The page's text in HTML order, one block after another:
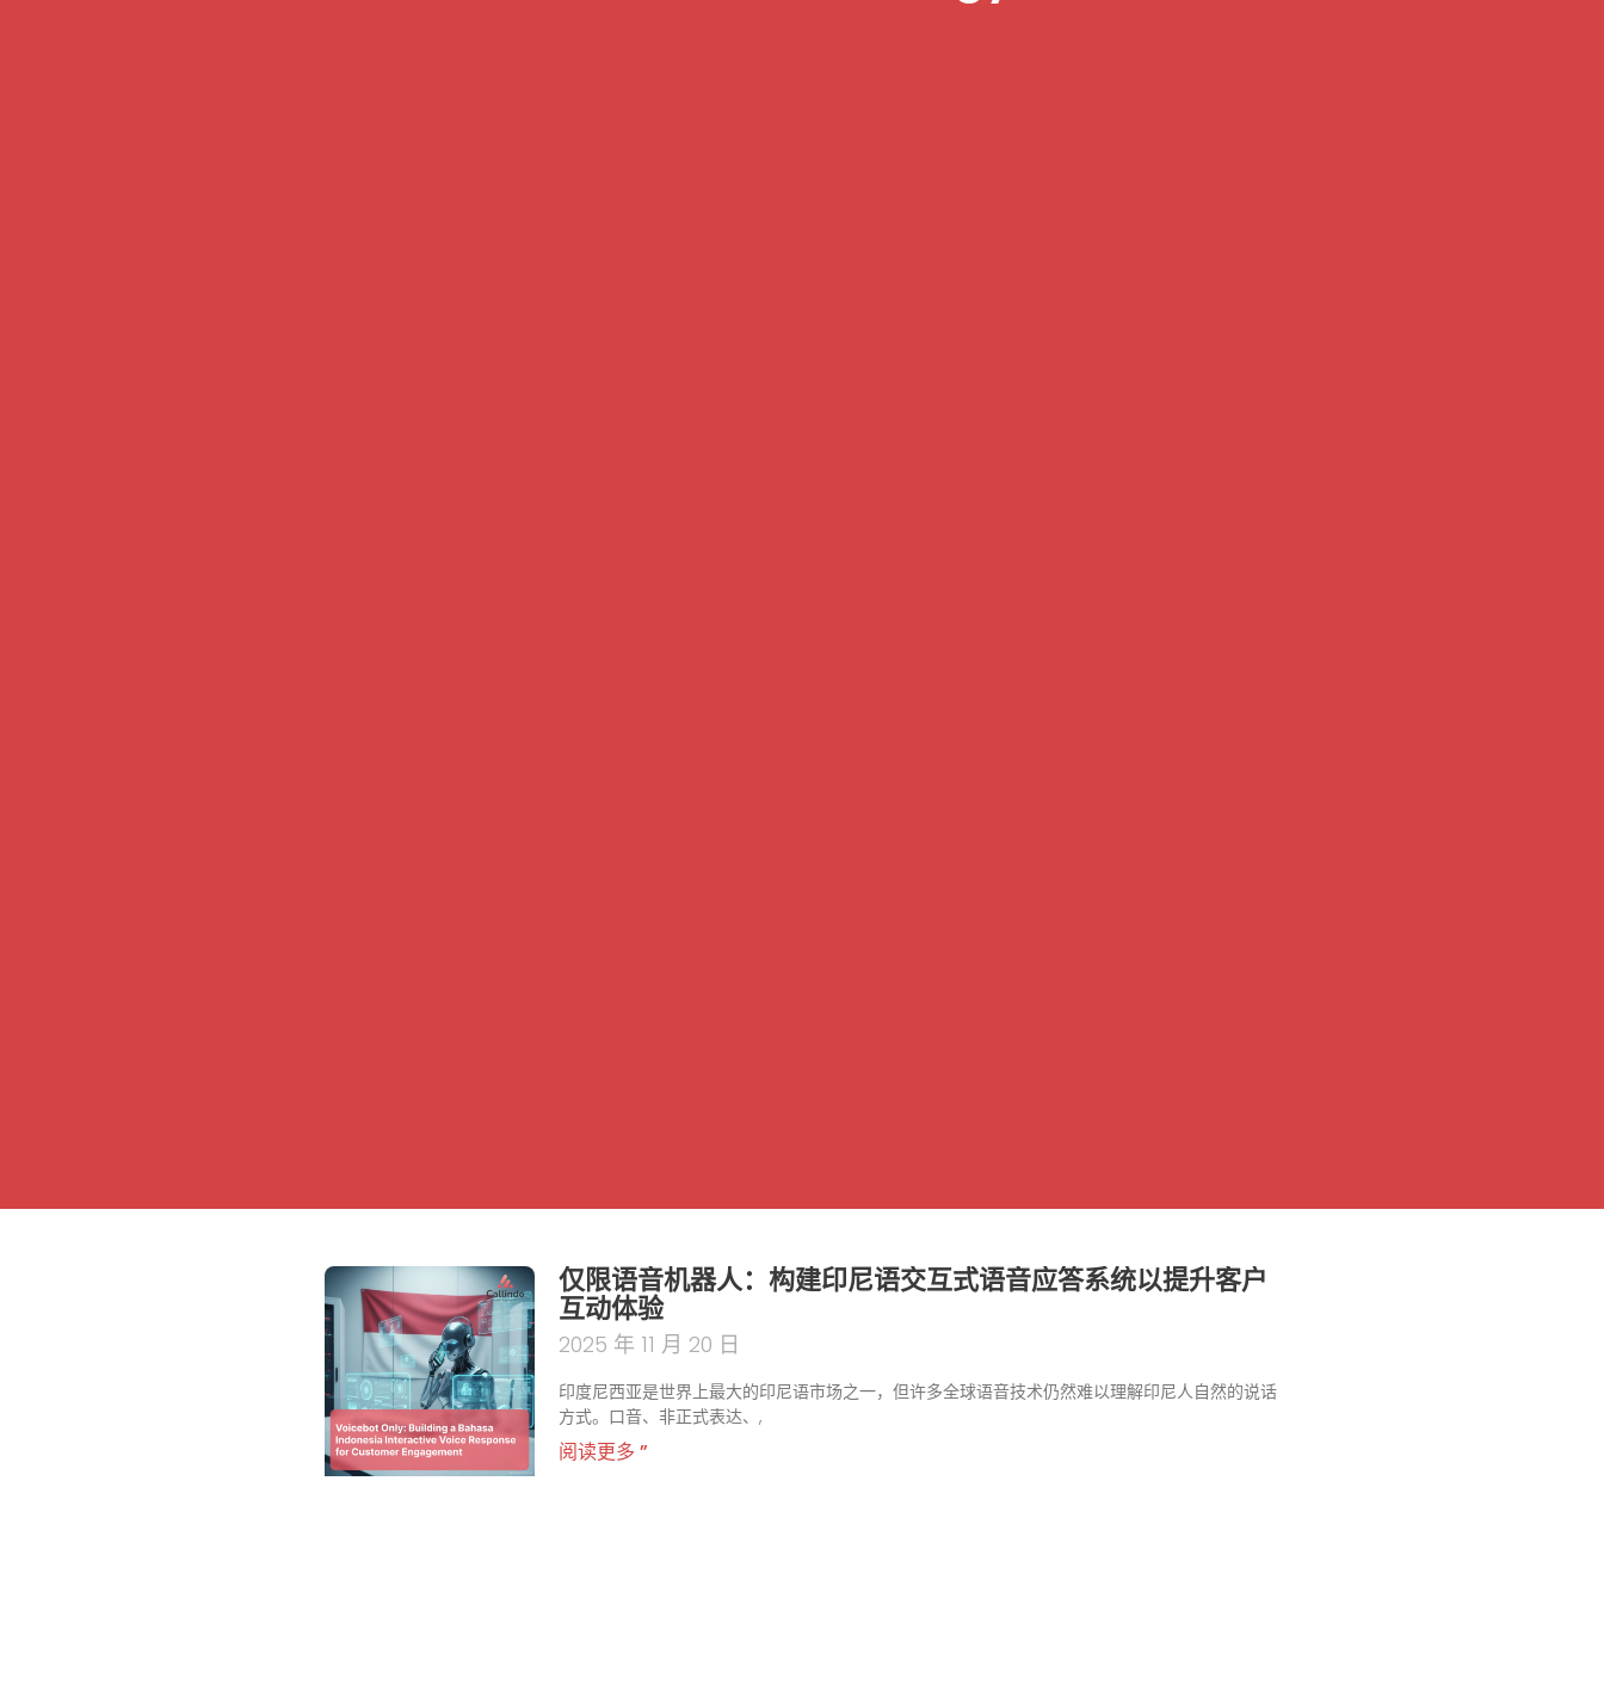
仅限语音机器人：构建印尼语交互式语音应答系统以提升客户
互动体验
2025 年 11 月 20 日
印度尼西亚是世界上最大的印尼语市场之一，但许多全球语音技术仍然难以理解印尼人自然的说话
方式。口音、非正式表达、,
阅读更多 ”